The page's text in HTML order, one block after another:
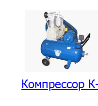
Компрессор